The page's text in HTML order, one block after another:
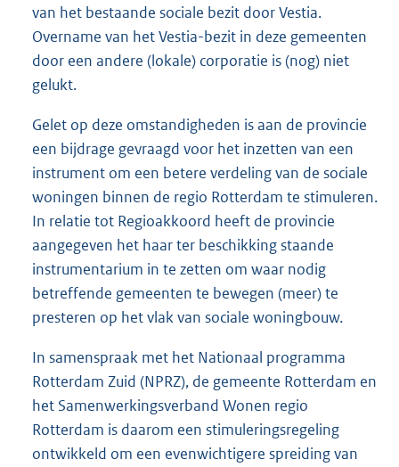
van het bestaande sociale bezit door Vestia.
Overname van het Vestia-bezit in deze gemeenten
door een andere (lokale) corporatie is (nog) niet
gelukt.
Gelet op deze omstandigheden is aan de provincie
een bijdrage gevraagd voor het inzetten van een
instrument om een betere verdeling van de sociale
woningen binnen de regio Rotterdam te stimuleren.
In relatie tot Regioakkoord heeft de provincie
aangegeven het haar ter beschikking staande
instrumentarium in te zetten om waar nodig
betreffende gemeenten te bewegen (meer) te
presteren op het vlak van sociale woningbouw.
In samenspraak met het Nationaal programma
Rotterdam Zuid (NPRZ), de gemeente Rotterdam en
het Samenwerkingsverband Wonen regio
Rotterdam is daarom een stimuleringsregeling
ontwikkeld om een evenwichtigere spreiding van